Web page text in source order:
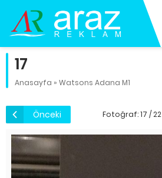
17
Anasayfa » Watsons Adana M1
Önceki Fotoğraf: 17 / 22